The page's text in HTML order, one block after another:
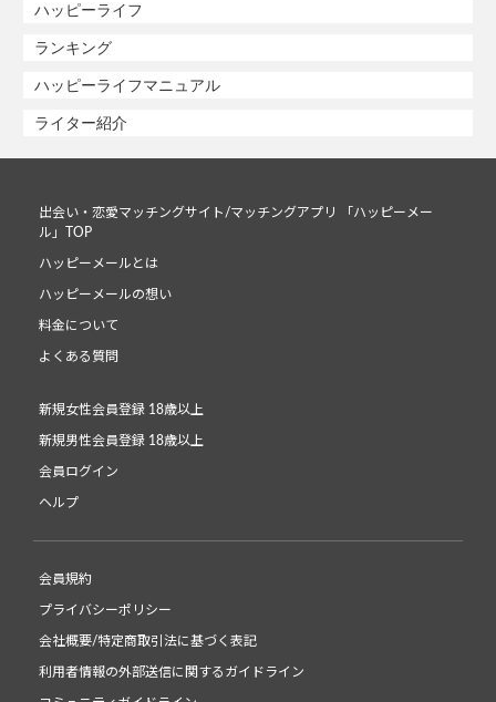
ハッピーライフ
ランキング
ハッピーライフマニュアル
ライター紹介
出会い・恋愛マッチングサイト/マッチングアプリ 「ハッピーメー
ル」TOP
ハッピーメールとは
ハッピーメールの想い
料金について
よくある質問
新規女性会員登録 18歳以上
新規男性会員登録 18歳以上
会員ログイン
ヘルプ
会員規約
プライバシーポリシー
会社概要/特定商取引法に基づく表記
利用者情報の外部送信に関するガイドライン